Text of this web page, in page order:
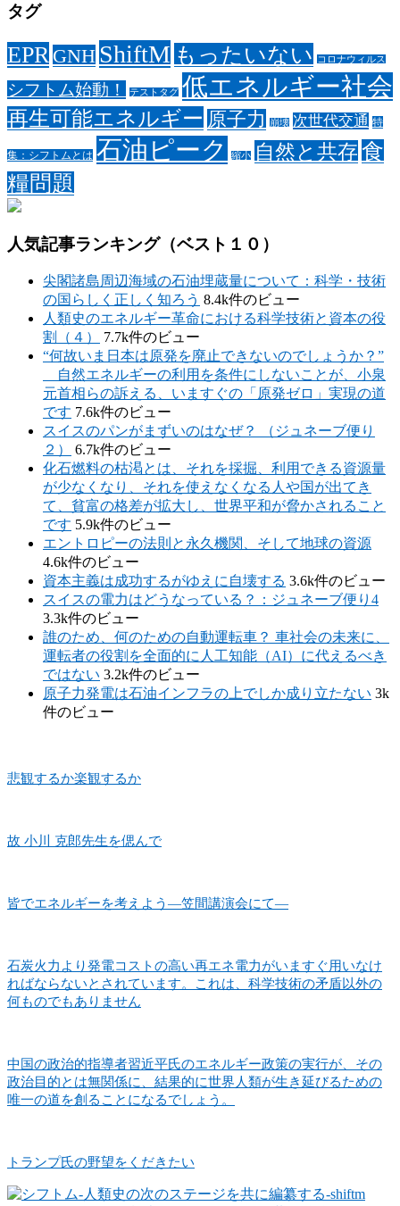
タグ
EPR GNH ShiftM もったいない コロナウィルス
シフトム始動！ テストタグ 低エネルギー社会
再生可能エネルギー 原子力 崩壊 次世代交通 特
集：シフトムとは 石油ピーク 縮小 自然と共存食
糧問題
人気記事ランキング（ベスト１０）
尖閣諸島周辺海域の石油埋蔵量について：科学・技術
の国らしく正しく知ろう 8.4k件のビュー
人類史のエネルギー革命における科学技術と資本の役
割（４）
7.7k件のビュー
“何故いま日本は原発を廃止できないのでしょうか？”
自然エネルギーの利用を条件にしないことが、小泉
元首相らの訴える、いますぐの「原発ゼロ」実現の道
です 7.6k件のビュー
スイスのパンがまずいのはなぜ？ （ジュネーブ便り
２）
6.7k件のビュー
化石燃料の枯渇とは、それを採掘、利用できる資源量
が少なくなり、それを使えなくなる人や国が出てき
て、貧富の格差が拡大し、世界平和が脅かされること
です 5.9k件のビュー
エントロピーの法則と永久機関、そして地球の資源
4.6k件のビュー
資本主義は成功するがゆえに自壊する 3.6k件のビュー
スイスの電力はどうなっている？：ジュネーブ便り4
3.3k件のビュー
誰のため、何のための自動運転車？ 車社会の未来に、
運転者の役割を全面的に人工知能（AI）に代えるべき
ではない 3.2k件のビュー
原子力発電は石油インフラの上でしか成り立たない 3k
件のビュー
悲観するか楽観するか
故 小川 克郎先生を偲んで
皆でエネルギーを考えよう―笠間講演会にて―
石炭火力より発電コストの高い再エネ電力がいますぐ用いなけ
ればならないとされています。これは、科学技術の矛盾以外の
何ものでもありません
中国の政治的指導者習近平氏のエネルギー政策の実行が、その
政治目的とは無関係に、結果的に世界人類が生き延びるための
唯一の道を創ることになるでしょう。
トランプ氏の野望をくだきたい